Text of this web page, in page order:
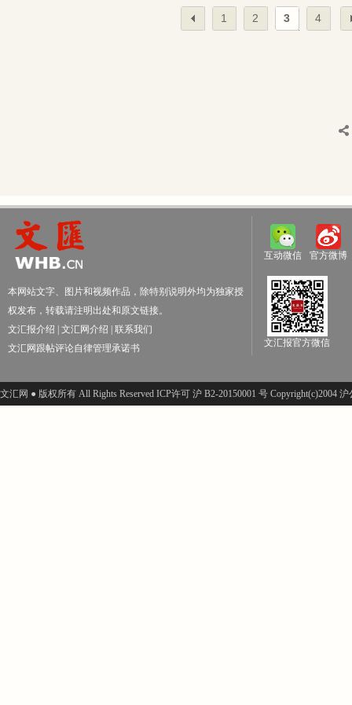
1 2 3 4
本网站文字、图片和视频作品，除特别说明外均为独家授
权发布，转载请注明出处和原文链接。
文汇报介绍
文汇网介绍
联系我们
文汇网跟帖评论自律管理承诺书
互动微信 官方微博
文汇报官方微信
文汇网 ● 版权所有 All Rights Reserved ICP许可 沪 B2-20150001 号 Copyright(c)2004